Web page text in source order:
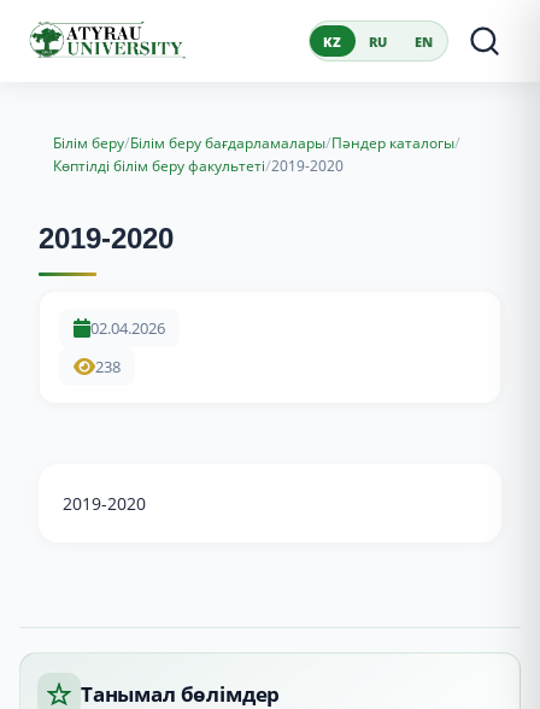
KZ RU EN
Білім беру/Білім беру бағдарламалары/Пәндер каталогы/
Көптілді білім беру факультеті/2019-2020
2019-2020
02.04.2026
238
2019-2020
Танымал бөлімдер